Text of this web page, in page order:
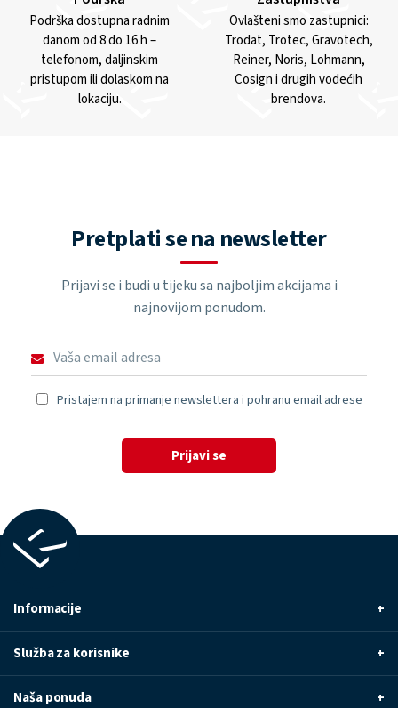
Podrška dostupna radnim
danom od 8 do 16 h –
telefonom, daljinskim
pristupom ili dolaskom na
lokaciju.
Ovlašteni smo zastupnici:
Trodat, Trotec, Gravotech,
Reiner, Noris, Lohmann,
Cosign i drugih vodećih
brendova.
Pretplati se na newsletter
Prijavi se i budi u tijeku sa najboljim akcijama i
najnovijom ponudom.
Pristajem na primanje newslettera i pohranu email adrese
Prijavi se
Informacije +
Služba za korisnike +
Naša ponuda +